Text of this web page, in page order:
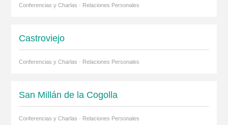
Conferencias y Charlas · Relaciones Personales
Castroviejo
Conferencias y Charlas · Relaciones Personales
San Millán de la Cogolla
Conferencias y Charlas · Relaciones Personales